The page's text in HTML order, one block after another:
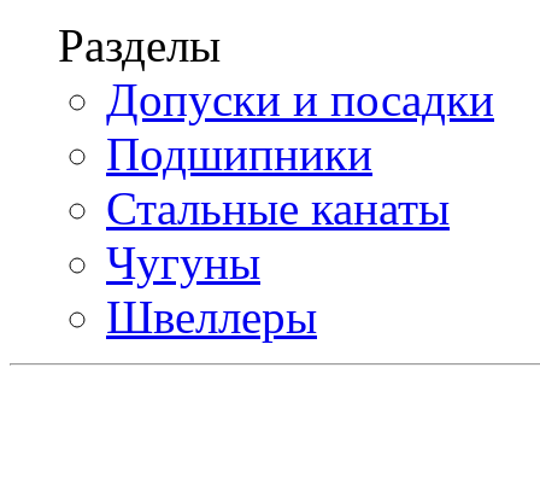
Разделы
Допуски и посадки
Подшипники
Стальные канаты
Чугуны
Швеллеры